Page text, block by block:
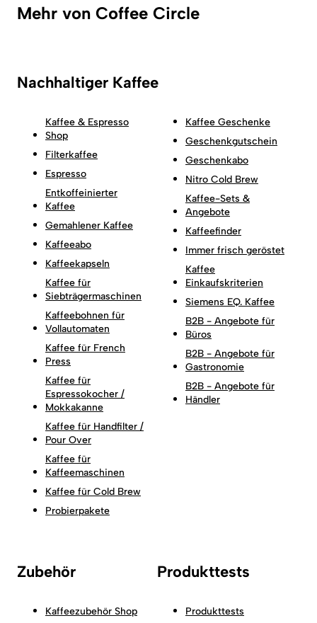
Mehr von Coffee Circle
Nachhaltiger Kaffee
Kaffee & Espresso
Shop
Filterkaffee
Espresso
Entkoffeinierter
Kaffee
Gemahlener Kaffee
Kaffeeabo
Kaffeekapseln
Kaffee für
Siebträgermaschinen
Kaffeebohnen für
Vollautomaten
Kaffee für French
Press
Kaffee für
Espressokocher /
Mokkakanne
Kaffee für Handfilter /
Pour Over
Kaffee für
Kaffeemaschinen
Kaffee für Cold Brew
Probierpakete
Kaffee Geschenke
Geschenkgutschein
Geschenkabo
Nitro Cold Brew
Kaffee-Sets &
Angebote
Kaffeefinder
Immer frisch geröstet
Kaffee
Einkaufskriterien
Siemens EQ. Kaffee
B2B - Angebote für
Büros
B2B - Angebote für
Gastronomie
B2B - Angebote für
Händler
Zubehör
Kaffeezubehör Shop
Produkttests
Produkttests